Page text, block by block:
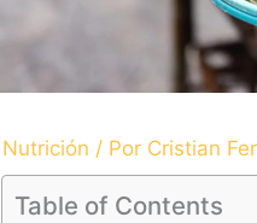
Nutrición / Por Cristian
Table of Contents